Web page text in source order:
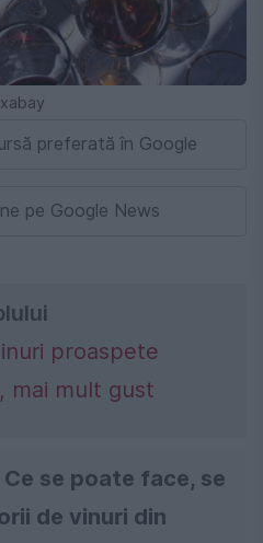
preferată în Google
pe Google News
proaspete
mai mult gust
se poate face, se
de vinuri din